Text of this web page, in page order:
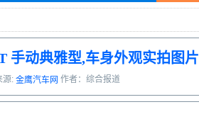
手动典雅型,车身外观实拍图片
源: 金鹰汽车网 作者：综合报道